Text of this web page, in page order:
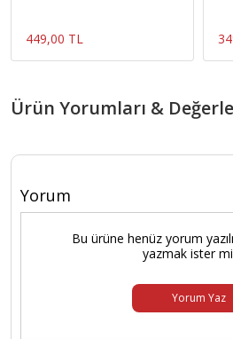
449,00 TL
Ürün Yorumları &
Yorum
Bu ürüne henüz yorum
yazmak ister
Yorum Yaz